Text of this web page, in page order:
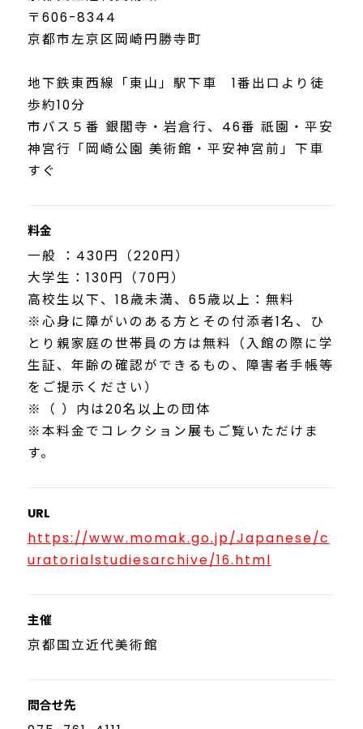
〒606-8344
京都市左京区岡崎円勝寺町
地下鉄東西線「東山」駅下車 1番出口より徒
歩約10分
市バス５番 銀閣寺・岩倉行、46番 祇園・平安
神宮行「岡崎公園 美術館・平安神宮前」下車
すぐ
料金
一般 ：430円（220円）
大学生：130円（70円）
高校生以下、18歳未満、65歳以上：無料
※心身に障がいのある方とその付添者1名、ひ
とり親家庭の世帯員の方は無料（入館の際に学
生証、年齢の確認ができるもの、障害者手帳等
をご提示ください）
※（ ）内は20名以上の団体
※本料金でコレクション展もご覧いただけま
す。
URL
https://www.momak.go.jp/Japanese/c
uratorialstudiesarchive/16.html
主催
京都国立近代美術館
問合せ先